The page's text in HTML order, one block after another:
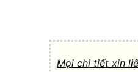
Mọi chi tiết xin